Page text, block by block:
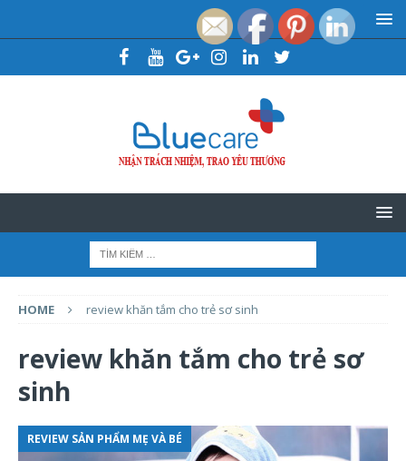
HOME review khăn tắm cho trẻ sơ sinh
review khăn tắm cho trẻ sơ
sinh
REVIEW SẢN PHẨM MẸ VÀ BÉ